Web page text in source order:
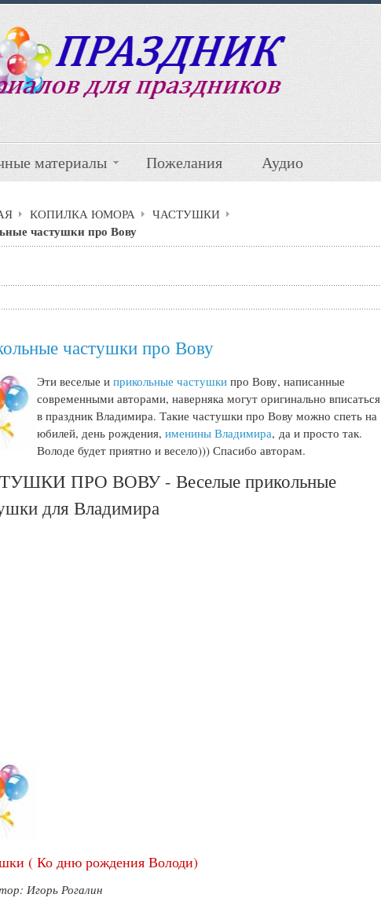
материалы Пожелания Аудио
КОПИЛКА ЮМОРА ЧАСТУШКИ
частушки про Вову
частушки про Вову
Эти веселые иприкольные частушки про Вову, написанные
современными авторами, наверняка могут оригинально вписаться
в праздник Владимира. Такие частушки про Вову можно спеть на
юбилей, день рождения,именины Владимира, да и просто так.
Володе будет приятно и весело))) Спасибо авторам.
ПРО ВОВУ - Веселые прикольные
для Владимира
( Ко дню рождения Володи)
Игорь Рогалин